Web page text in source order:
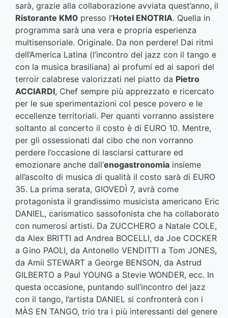
sarà, grazie alla collaborazione avviata quest’anno, il
Ristorante KM0 presso l’Hotel ENOTRIA. Quella in
programma sarà una vera e propria esperienza
multisensoriale. Originale. Da non perdere! Dai ritmi
dell’America Latina (l’incontro del jazz con il tango e
con la musica brasiliana) ai profumi ed ai sapori del
terroir calabrese valorizzati nel piatto da Pietro
ACCIARDI, Chef sempre più apprezzato e ricercato
per le sue sperimentazioni col pesce povero e le
eccellenze territoriali. Per quanti vorranno assistere
soltanto al concerto il costo è di EURO 10. Mentre,
per gli ossessionati dal cibo che non vorranno
perdere l’occasione di lasciarsi catturare ed
emozionare anche dall’enogastronomia insieme
all’ascolto di musica di qualità il costo sarà di EURO
35. La prima serata, GIOVEDÌ 7, avrà come
protagonista il grandissimo musicista americano Eric
DANIEL, carismatico sassofonista che ha collaborato
con numerosi artisti. Da ZUCCHERO a Natale COLE,
da Alex BRITTI ad Andrea BOCELLI, da Joe COCKER
a Gino PAOLI, da Antonello VENDITTI a Tom JONES,
da Amii STEWART a George BENSON, da Astrud
GILBERTO a Paul YOUNG a Stevie WONDER, ecc. In
questa occasione, puntando sull’incontro del jazz
con il tango, l’artista DANIEL si confronterà con i
MÀS EN TANGO, trio tra i più interessanti del genere